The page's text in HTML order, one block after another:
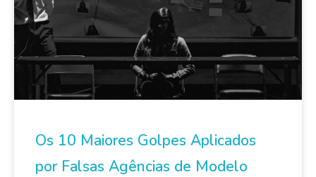
Os 10 Maiores Golpes Aplicados
por Falsas Agências de Modelo